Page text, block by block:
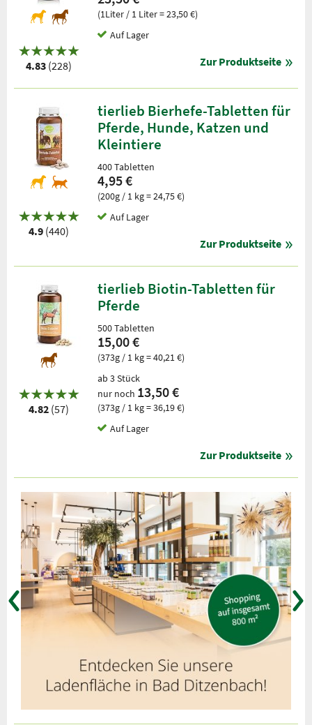
4.83 (228)
(1Liter / 1 Liter = 23,50 €)
Auf Lager
Zur Produktseite
4.9 (440)
tierlieb Bierhefe-Tabletten für
Pferde, Hunde, Katzen und
Kleintiere
400 Tabletten
4,95 €
(200g / 1 kg = 24,75 €)
Auf Lager
Zur Produktseite
4.82 (57)
tierlieb Biotin-Tabletten für
Pferde
500 Tabletten
15,00 €
(373g / 1 kg = 40,21 €)
ab 3 Stück
nur noch 13,50 €
(373g / 1 kg = 36,19 €)
Auf Lager
Zur Produktseite